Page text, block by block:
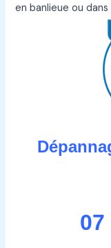
en banlieue ou dans
07